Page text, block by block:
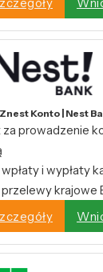
Konto | Nest
za prowadzenie
i wypłaty
krajowe